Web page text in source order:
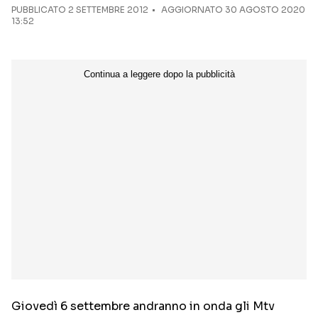
PUBBLICATO 2 SETTEMBRE 2012
AGGIORNATO 30 AGOSTO 2020
13:52
Giovedì 6 settembre andranno in onda gli Mtv